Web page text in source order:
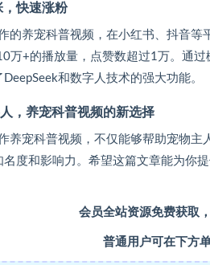
快速涨粉
的养宠科普视频，在小红书、抖音
万+的播放量，点赞数超过1万。通
和数字人技术的强大功能。
，养宠科普视频的新选择
养宠科普视频，不仅能够帮助宠物
度和影响力。希望这篇文章能为你
会员全站资源免费获取
普通用户可在下方